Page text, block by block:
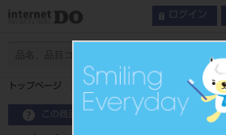
ログイン
トップページ ラバーダム クランプ #DL（下顎
この商品に関するお問い合わせ